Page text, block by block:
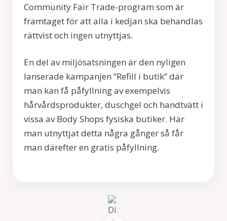
Community Fair Trade-program som är
framtaget för att alla i kedjan ska behandlas
rättvist och ingen utnyttjas.
En del av miljösatsningen är den nyligen
lanserade kampanjen ”Refill i butik” där
man kan få påfyllning av exempelvis
hårvårdsprodukter, duschgel och handtvätt i
vissa av Body Shops fysiska butiker. Har
man utnyttjat detta några gånger så får
man därefter en gratis påfyllning.